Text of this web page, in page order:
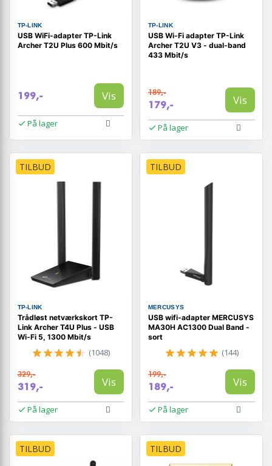
TP-LINK
USB WiFi-adapter TP-Link
Archer T2U Plus 600 Mbit/s
199,- Vis
På lager
TP-LINK
USB Wi-Fi adapter TP-Link
Archer T2U V3 - dual-band
433 Mbit/s
189,-
179,- Vis
På lager
TILBUD
TP-LINK
Trådløst netværkskort TP-
Link Archer T4U Plus - USB
Wi‑Fi 5, 1300 Mbit/s
(1048)
329,-
319,- Vis
På lager
TILBUD
MERCUSYS
USB wifi-adapter MERCUSYS
MA30H AC1300 Dual Band -
sort
(144)
199,-
189,- Vis
På lager
TILBUD TILBUD